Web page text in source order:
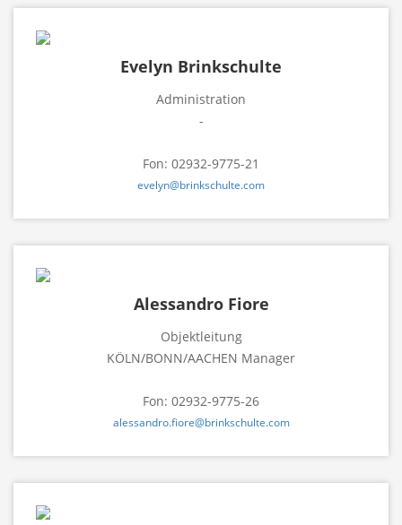
Evelyn Brinkschulte
Administration
-
Fon: 02932-9775-21
evelyn@brinkschulte.com
Alessandro Fiore
Objektleitung
KÖLN/BONN/AACHEN Manager
Fon: 02932-9775-26
alessandro.fiore@brinkschulte.com